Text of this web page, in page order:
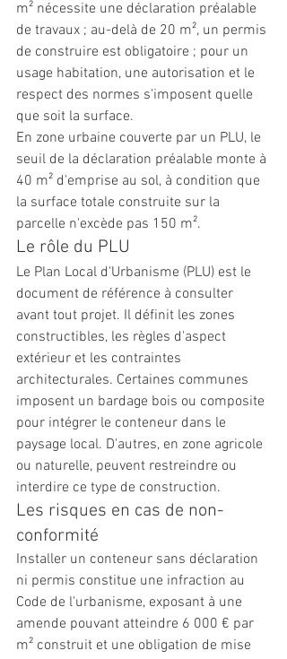
m² nécessite une déclaration préalable
de travaux ; au-delà de 20 m², un permis
de construire est obligatoire ; pour un
usage habitation, une autorisation et le
respect des normes s'imposent quelle
que soit la surface.
En zone urbaine couverte par un PLU, le
seuil de la déclaration préalable monte à
40 m² d'emprise au sol, à condition que
la surface totale construite sur la
parcelle n'excède pas 150 m².
Le rôle du PLU
Le Plan Local d'Urbanisme (PLU) est le
document de référence à consulter
avant tout projet. Il définit les zones
constructibles, les règles d'aspect
extérieur et les contraintes
architecturales. Certaines communes
imposent un bardage bois ou composite
pour intégrer le conteneur dans le
paysage local. D'autres, en zone agricole
ou naturelle, peuvent restreindre ou
interdire ce type de construction.
Les risques en cas de non-
conformité
Installer un conteneur sans déclaration
ni permis constitue une infraction au
Code de l'urbanisme, exposant à une
amende pouvant atteindre 6 000 € par
m² construit et une obligation de mise